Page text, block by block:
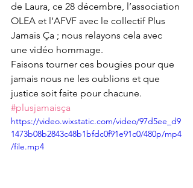
de Laura, ce 28 décembre, l’association
OLEA et l’AFVF avec le collectif Plus
Jamais Ça ; nous relayons cela avec
une vidéo hommage.
Faisons tourner ces bougies pour que
jamais nous ne les oublions et que
justice soit faite pour chacune.
#plusjamaisça
https://video.wixstatic.com/video/97d5ee_d9
1473b08b2843c48b1bfdc0f91e91c0/480p/mp4
/file.mp4